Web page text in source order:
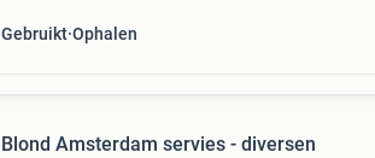
Gebruikt Ophalen
Blond Amsterdam servies - diversen